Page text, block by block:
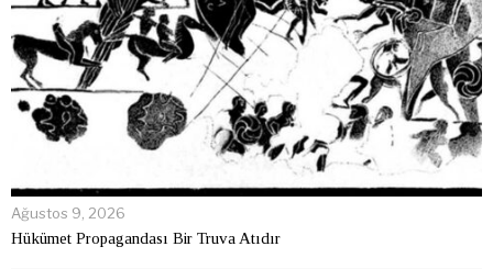
Ağustos 9, 2026
Hükümet Propagandası Bir Truva Atıdır